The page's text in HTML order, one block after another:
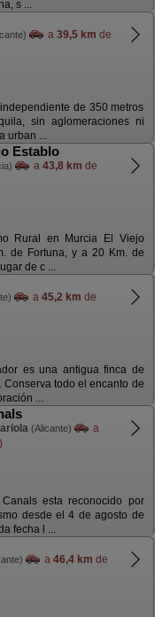
s ...
a 39,5 km de
de 350 metros
sin aglomeraciones ni
urban ...
Establo
a 43,8 km de
Rural en Murcia El Viejo
de Fortuna, y a 20 Km. de
de c ...
a 45,2 km de
es una antigua finca de
Conserva todo el encanto de
...
(Alicante)
a
esta reconocido por
desde el 4 de agosto de
fecha l ...
a 46,4 km de